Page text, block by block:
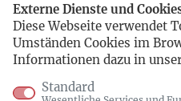
Externe Dienste und
Diese Webseite verwendet
Umständen Cookies im
Informationen dazu in
Standard